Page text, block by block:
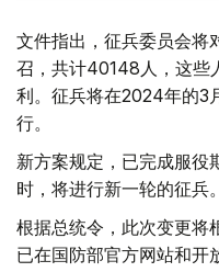
文件指出，征兵委员会将
召，共计40148人，这些
利。征兵将在2024年的3
行。
新方案规定，已完成服役
时，将进行新一轮的征兵。
根据总统令，此次变更将
已在国防部官方网站和开